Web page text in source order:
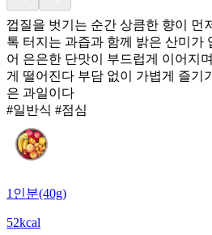
껍질을 벗기는 순간 상큼한 향이 먼
톡 터지는 과즙과 함께 밝은 산미가
어 은은한 단맛이 부드럽게 이어지
게 떨어진다 부담 없이 가볍게 즐기
은 과일이다
#일반식 #점심
1인분(40g)
52kcal